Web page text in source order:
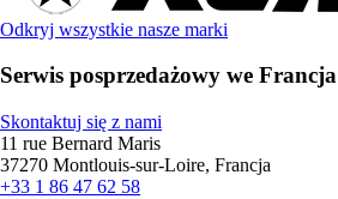
Odkryj wszystkie nasze marki
Serwis posprzedażowy we Francja
Skontaktuj się z nami
11 rue Bernard Maris
37270 Montlouis-sur-Loire, Francja
+33 1 86 47 62 58